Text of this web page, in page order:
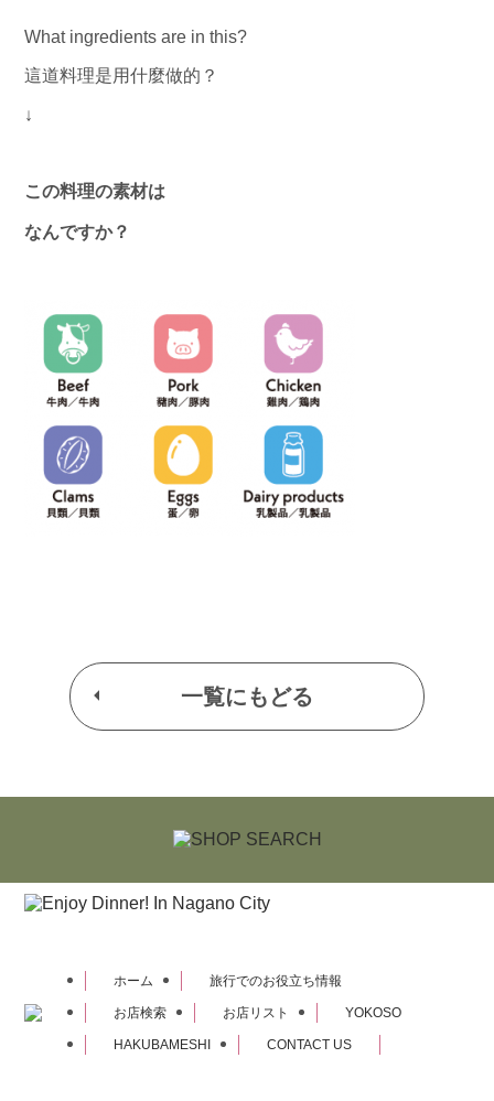
What ingredients are in this?
這道料理是用什麼做的？
↓
この料理の素材は
なんですか？
一覧にもどる
ホーム 旅行でのお役立ち情報
お店検索 お店リスト YOKOSO
HAKUBAMESHI CONTACT US